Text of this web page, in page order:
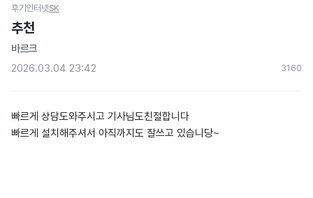
후기 인터넷SK
추천
바르크
2026.03.04 23:42
3160
빠르게 상담도와주시고 기사님도친절합니다
빠르게 설치해주셔서 아직까지도 잘쓰고 있습니당~